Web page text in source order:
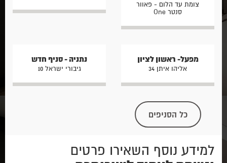
צומת עד הלום - פאוור
סנטר One
מפעל- ראשון לציון
אליהו איתן 34
נתניה - סניף חדש
גיבורי ישראל 10
כל הסניפים
למידע נוסף השאירו פרטים